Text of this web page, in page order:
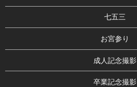
七五三
お宮参り
成人記念撮影
卒業記念撮影